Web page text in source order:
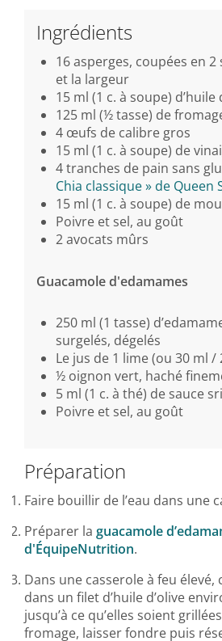
Ingrédients
16 asperges, coupées en
et la largeur
15 ml (1 c. à soupe) d’huile
125 ml (½ tasse) de
4 œufs de calibre gros
15 ml (1 c. à soupe) de
4 tranches de pain sans
Chia classique » de Queen
15 ml (1 c. à soupe) de
Poivre et sel, au goût
2 avocats mûrs
Guacamole d'edamames
250 ml (1 tasse)
surgelés, dégelés
Le jus de 1 lime (ou 30 ml /
½ oignon vert, haché
5 ml (1 c. à thé) de sauce
Poivre et sel, au goût
Préparation
Faire bouillir de l’eau dans une
Préparer la guacamole
d'ÉquipeNutrition.
Dans une casserole à feu élevé,
dans un filet d’huile d’olive
jusqu’à ce qu’elles soient
fromage, laisser fondre puis